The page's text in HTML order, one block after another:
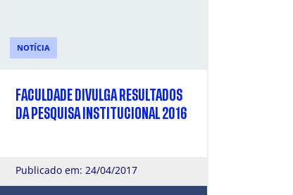
NOTÍCIA
FACULDADE DIVULGA RESULTADOS
DA PESQUISA INSTITUCIONAL 2016
Publicado em: 24/04/2017